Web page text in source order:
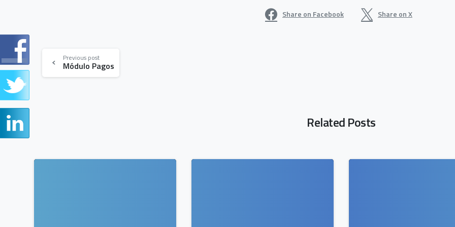
Share on Facebook Share on X
Continue
Reading
Previous post
Módulo Pagos
Related Posts